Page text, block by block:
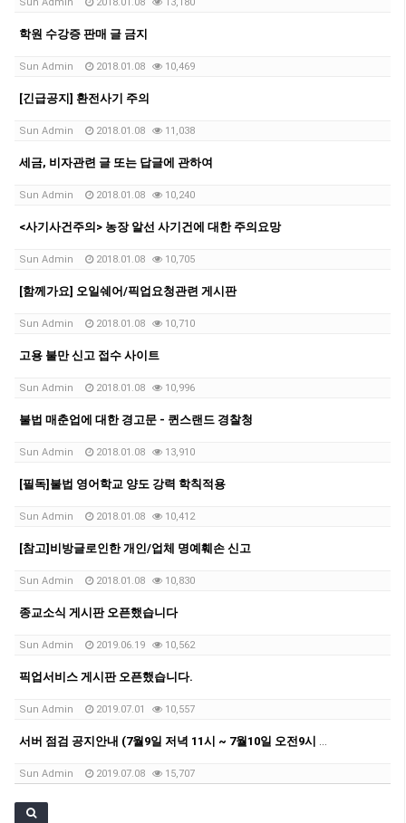
학원 수강증 판매 글 금지
Sun Admin 2018.01.08 10,469
[긴급공지] 환전사기 주의
Sun Admin 2018.01.08 11,038
세금, 비자관련 글 또는 답글에 관하여
Sun Admin 2018.01.08 10,240
<사기사건주의> 농장 알선 사기건에 대한 주의요망
Sun Admin 2018.01.08 10,705
[함께가요] 오일쉐어/픽업요청관련 게시판
Sun Admin 2018.01.08 10,710
고용 불만 신고 접수 사이트
Sun Admin 2018.01.08 10,996
불법 매춘업에 대한 경고문 - 퀸스랜드 경찰청
Sun Admin 2018.01.08 13,910
[필독]불법 영어학교 양도 강력 학칙적용
Sun Admin 2018.01.08 10,412
[참고]비방글로인한 개인/업체 명예훼손 신고
Sun Admin 2018.01.08 10,830
종교소식 게시판 오픈했습니다
Sun Admin 2019.06.19 10,562
픽업서비스 게시판 오픈했습니다.
Sun Admin 2019.07.01 10,557
서버 점검 공지안내 (7월9일 저녁 11시 ~ 7월10일 오전9시 사이)
Sun Admin 2019.07.08 15,707